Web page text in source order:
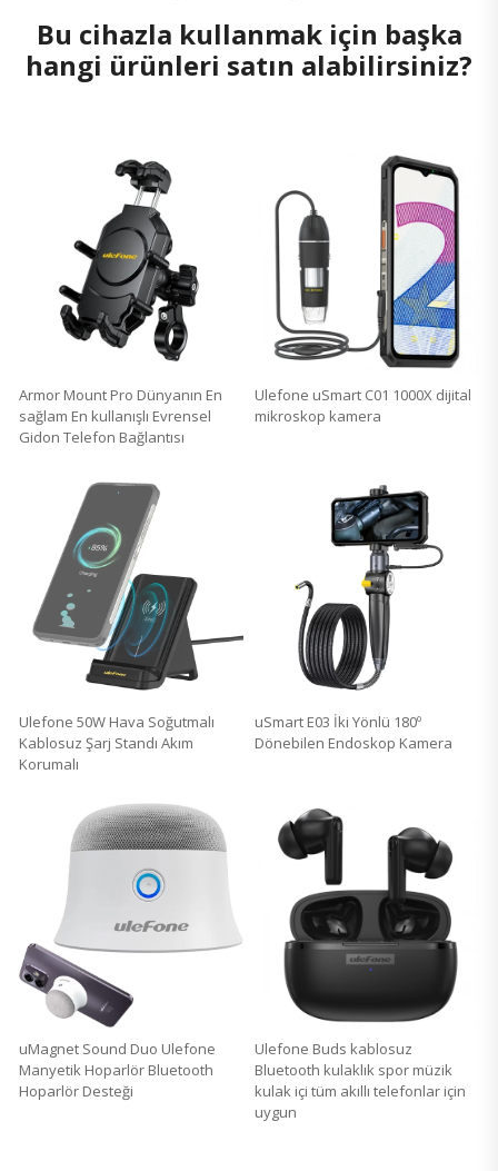
Bu cihazla kullanmak için başka
hangi ürünleri satın alabilirsiniz?
Armor Mount Pro Dünyanın En
sağlam En kullanışlı Evrensel
Gidon Telefon Bağlantısı
Ulefone uSmart C01 1000X dijital
mikroskop kamera
Ulefone 50W Hava Soğutmalı
Kablosuz Şarj Standı Akım
Korumalı
uSmart E03 İki Yönlü 180º
Dönebilen Endoskop Kamera
uMagnet Sound Duo Ulefone
Manyetik Hoparlör Bluetooth
Hoparlör Desteği
Ulefone Buds kablosuz
Bluetooth kulaklık spor müzik
kulak içi tüm akıllı telefonlar için
uygun